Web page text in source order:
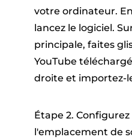
votre ordinateur.
lancez le logiciel.
principale, faites
YouTube
droite et importez-
Étape 2.
l'emplacement de